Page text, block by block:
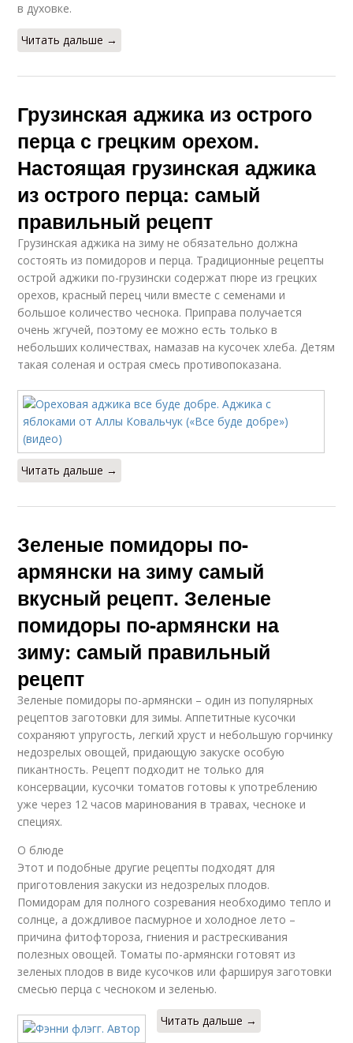
в духовке.
Читать дальше →
Грузинская аджика из острого
перца с грецким орехом.
Настоящая грузинская аджика
из острого перца: самый
правильный рецепт
Грузинская аджика на зиму не обязательно должна
состоять из помидоров и перца. Традиционные рецепты
острой аджики по-грузински содержат пюре из грецких
орехов, красный перец чили вместе с семенами и
большое количество чеснока. Приправа получается
очень жгучей, поэтому ее можно есть только в
небольших количествах, намазав на кусочек хлеба. Детям
такая соленая и острая смесь противопоказана.
Читать дальше →
Зеленые помидоры по-
армянски на зиму самый
вкусный рецепт. Зеленые
помидоры по-армянски на
зиму: самый правильный
рецепт
Зеленые помидоры по-армянски – один из популярных
рецептов заготовки для зимы. Аппетитные кусочки
сохраняют упругость, легкий хруст и небольшую горчинку
недозрелых овощей, придающую закуске особую
пикантность. Рецепт подходит не только для
консервации, кусочки томатов готовы к употреблению
уже через 12 часов маринования в травах, чесноке и
специях.
О блюде
Этот и подобные другие рецепты подходят для
приготовления закуски из недозрелых плодов.
Помидорам для полного созревания необходимо тепло и
солнце, а дождливое пасмурное и холодное лето –
причина фитофтороза, гниения и растрескивания
полезных овощей. Томаты по-армянски готовят из
зеленых плодов в виде кусочков или фаршируя заготовки
смесью перца с чесноком и зеленью.
Читать дальше →